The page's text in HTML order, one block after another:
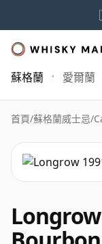
蘇格蘭 愛爾蘭
首頁/蘇格蘭威士忌/
Longrow